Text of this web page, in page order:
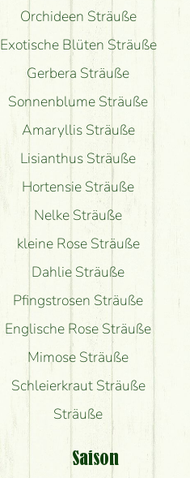
Orchideen Sträuße
Exotische Blüten Sträuße
Gerbera Sträuße
Sonnenblume Sträuße
Amaryllis Sträuße
Lisianthus Sträuße
Hortensie Sträuße
Nelke Sträuße
kleine Rose Sträuße
Dahlie Sträuße
Pfingstrosen Sträuße
Englische Rose Sträuße
Mimose Sträuße
Schleierkraut Sträuße
Sträuße
Saison